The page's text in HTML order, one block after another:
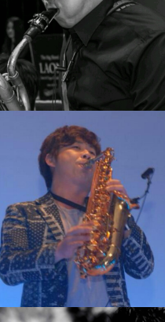
황인선
강의보기
서현진
강의보기